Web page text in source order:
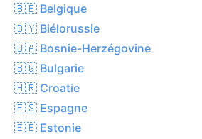
🇧🇪 Belgique
🇧🇾 Biélorussie
🇧🇦 Bosnie-Herzégovine
🇧🇬 Bulgarie
🇭🇷 Croatie
🇪🇸 Espagne
🇪🇪 Estonie